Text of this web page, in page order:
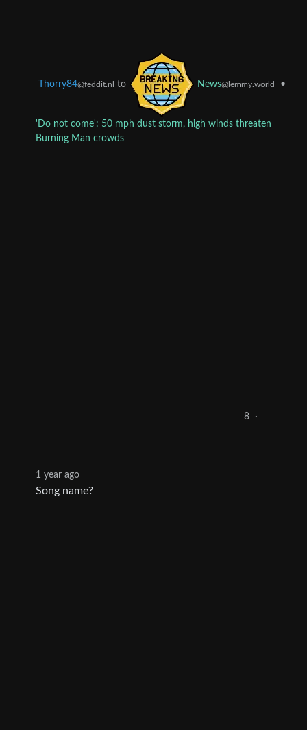
Thorry84@feddit.nl to News@lemmy.world •
'Do not come': 50 mph dust storm, high winds threaten
Burning Man crowds
8 ·
1 year ago
Song name?